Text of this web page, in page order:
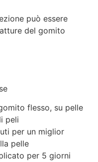
può essere
del gomito
flesso, su pelle
peli
per un miglior
pelle
per 5 giorni